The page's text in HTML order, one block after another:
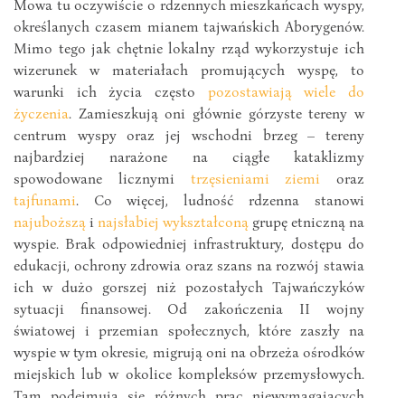
Mowa tu oczywiście o rdzennych mieszkańcach wyspy,
określanych czasem mianem tajwańskich Aborygenów.
Mimo tego jak chętnie lokalny rząd wykorzystuje ich
wizerunek w materiałach promujących wyspę, to
warunki ich życia często pozostawiają wiele do
życzenia. Zamieszkują oni głównie górzyste tereny w
centrum wyspy oraz jej wschodni brzeg – tereny
najbardziej narażone na ciągłe kataklizmy
spowodowane licznymi trzęsieniami ziemi
oraz
tajfunami. Co więcej, ludność rdzenna stanowi
najuboższą i najsłabiej wykształconą grupę etniczną na
wyspie. Brak odpowiedniej infrastruktury, dostępu do
edukacji, ochrony zdrowia oraz szans na rozwój stawia
ich w dużo gorszej niż pozostałych Tajwańczyków
sytuacji finansowej. Od zakończenia II wojny
światowej i przemian społecznych, które zaszły na
wyspie w tym okresie, migrują oni na obrzeża ośrodków
miejskich lub w okolice kompleksów przemysłowych.